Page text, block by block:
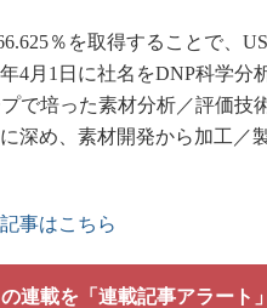
％を取得することで、
4月1日に社名をDNP科学分
で培った素材分析／評価技
深め、素材開発から加工／
事はこちら
の連載を「連載記事アラート